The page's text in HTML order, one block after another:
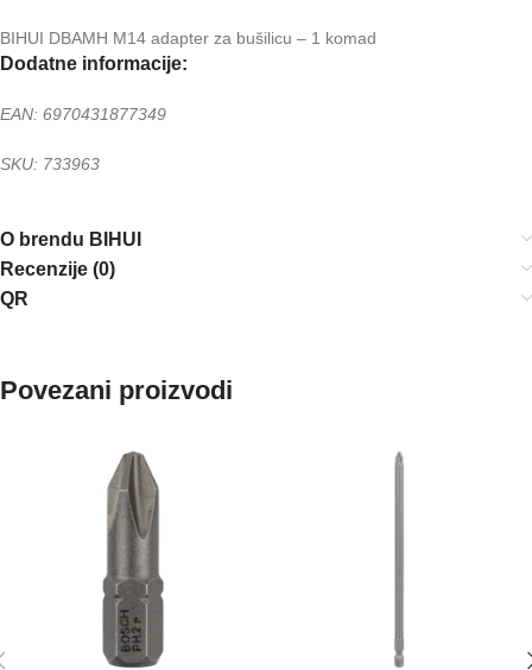
BIHUI DBAMH M14 adapter za bušilicu – 1 komad
Dodatne informacije:
EAN: 6970431877349
SKU: 733963
O brendu BIHUI
Recenzije (0)
QR
Povezani proizvodi